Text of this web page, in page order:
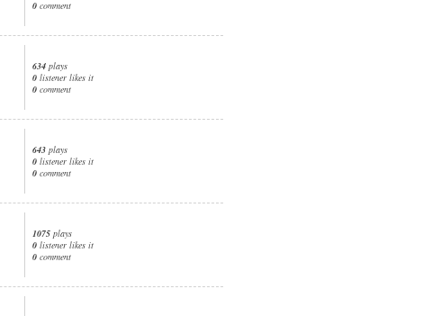
0 comment
634 plays
0 listener likes it
0 comment
643 plays
0 listener likes it
0 comment
1075 plays
0 listener likes it
0 comment